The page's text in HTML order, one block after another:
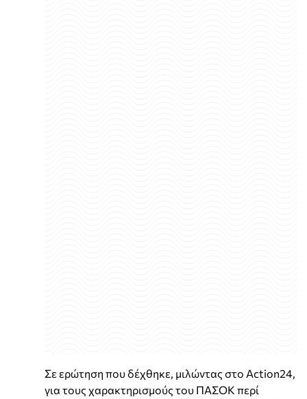
Σε ερώτηση που δέχθηκε, μιλώντας στο Action24,
για τους χαρακτηρισμούς του ΠΑΣΟΚ περί